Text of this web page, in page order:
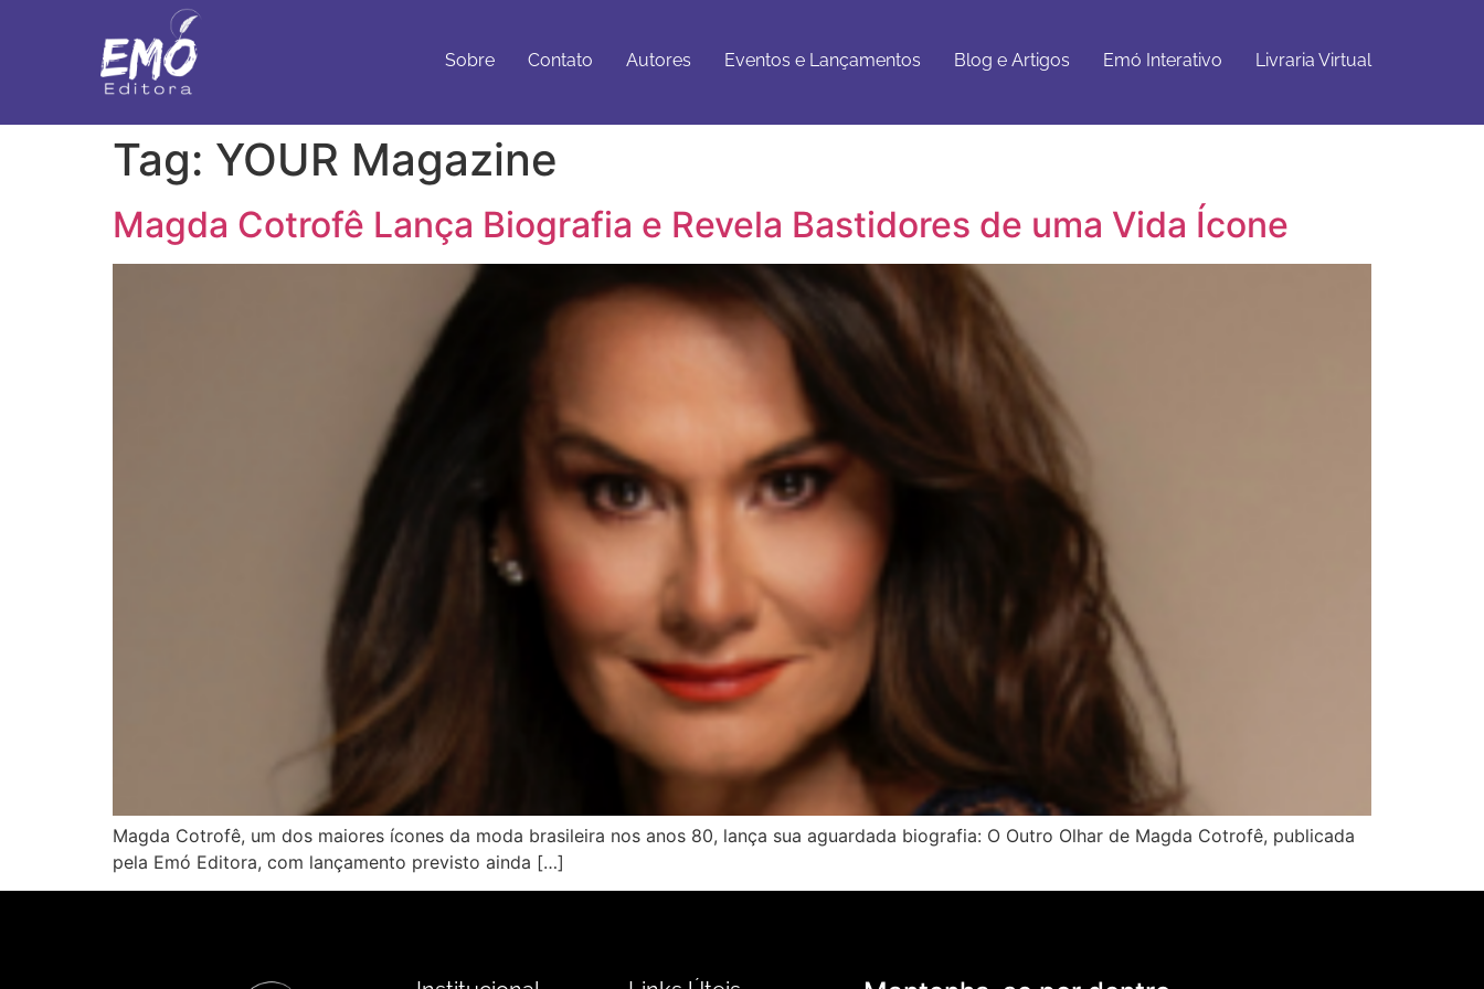
Lançamentos
Artigos
Interativo
Virtual
Sobre
Contato Autores Eventos e Lançamentos Blog e Artigos Emó Interativo Livraria Virtual
Tag: YOUR Magazine
Magda Cotrofê Lança Biografia e Revela Bastidores de uma Vida Ícone
Magda Cotrofê, um dos maiores ícones da moda brasileira nos anos 80, lança sua aguardada biografia: O Outro Olhar de Magda Cotrofê, publicada
pela Emó Editora, com lançamento previsto ainda […]